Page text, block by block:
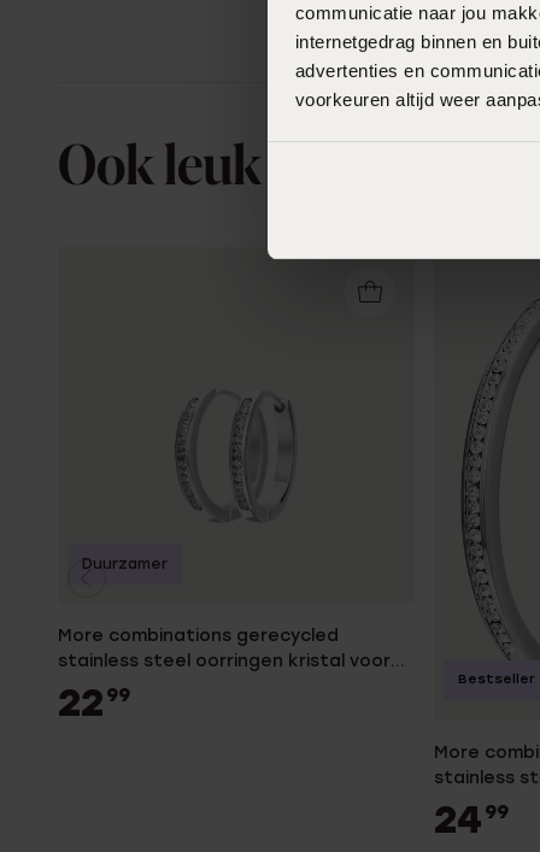
communicatie naar jou
internetgedrag binnen en
advertenties en
voorkeuren altijd weer
Ook leuk voor jou
More combinations gerecycled
stainless steel oorringen kristal voor
dames
22 99
Duurzamer
More
stainless
dames
24 99
Bestseller